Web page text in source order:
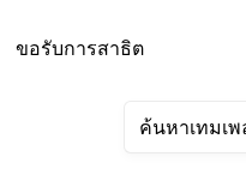
ขอรับการสาธิต